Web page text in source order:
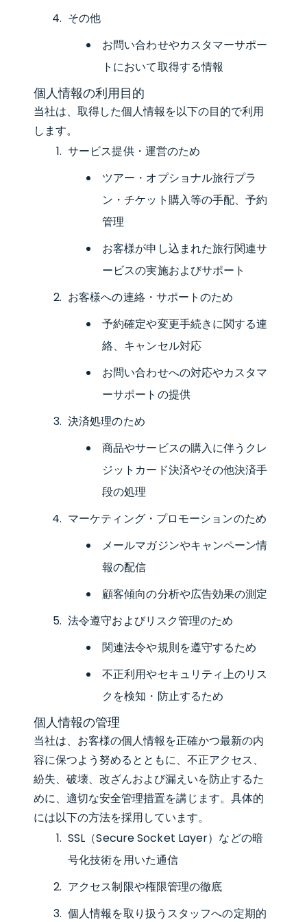
その他
お問い合わせやカスタマーサポー
トにおいて取得する情報
個人情報の利用目的
当社は、取得した個人情報を以下の目的で利用
します。
サービス提供・運営のため
ツアー・オプショナル旅行プラ
ン・チケット購入等の手配、予約
管理
お客様が申し込まれた旅行関連サ
ービスの実施およびサポート
お客様への連絡・サポートのため
予約確定や変更手続きに関する連
絡、キャンセル対応
お問い合わせへの対応やカスタマ
ーサポートの提供
決済処理のため
商品やサービスの購入に伴うクレ
ジットカード決済やその他決済手
段の処理
マーケティング・プロモーションのため
メールマガジンやキャンペーン情
報の配信
顧客傾向の分析や広告効果の測定
法令遵守およびリスク管理のため
関連法令や規則を遵守するため
不正利用やセキュリティ上のリス
クを検知・防止するため
個人情報の管理
当社は、お客様の個人情報を正確かつ最新の内
容に保つよう努めるとともに、不正アクセス、
紛失、破壊、改ざんおよび漏えいを防止するた
めに、適切な安全管理措置を講じます。具体的
には以下の方法を採用しています。
SSL（Secure Socket Layer）などの暗
号化技術を用いた通信
アクセス制限や権限管理の徹底
個人情報を取り扱うスタッフへの定期的